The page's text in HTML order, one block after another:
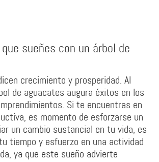
sueñes con un árbol de
crecimiento y prosperidad. Al
de aguacates augura éxitos en los
Si te encuentras en
es momento de esforzarse un
un cambio sustancial en tu vida, es
tiempo y esfuerzo en una actividad
ya que este sueño advierte